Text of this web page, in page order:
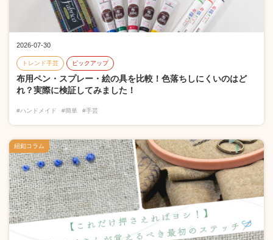
2026-07-30
トレンド手芸 ピックアップ
布用ペン・スプレー・絵の具を比較！色落ちしにくいのはど
れ？実際に検証してみました！
#ハンドメイド #簡単 #手芸
紐釦コラム